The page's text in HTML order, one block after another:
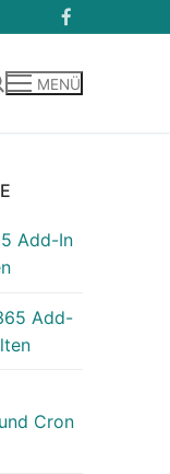
MENÜ
Add-In
Add-
Cron